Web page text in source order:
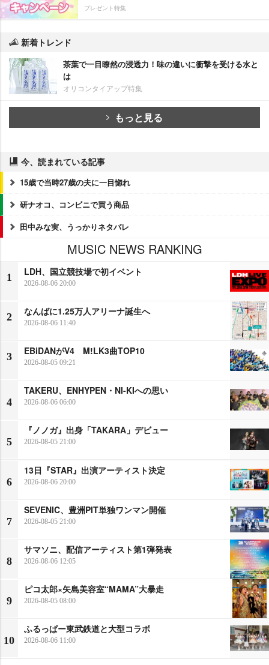
プレゼント特集
新着トレンド
茶葉で一目瞭然の浸透力！味の違いに衝撃を受ける水と
は
オリコンタイアップ特集
もっと見る
今、読まれている記事
15歳で当時27歳の夫に一目惚れ
研ナオコ、コンビニで買う商品
田中みな実、うっかりネタバレ
MUSIC NEWS RANKING
1
LDH、国立競技場で初イベント
2026-08-06 20:00
2
なんばに1.25万人アリーナ誕生へ
2026-08-06 11:40
3
EBiDANがV4 M!LK3曲TOP10
2026-08-05 09:21
4
TAKERU、ENHYPEN・NI-KIへの思い
2026-08-06 06:00
5
『ノノガ』出身「TAKARA」デビュー
2026-08-05 21:00
6
13日『STAR』出演アーティスト決定
2026-08-06 20:00
7
SEVENIC、豊洲PIT単独ワンマン開催
2026-08-05 21:00
8
サマソニ、配信アーティスト第1弾発表
2026-08-06 12:05
9
ピコ太郎×矢島美容室“MAMA”大暴走
2026-08-05 08:00
10
ふるっぱー東武鉄道と大型コラボ
2026-08-06 11:00